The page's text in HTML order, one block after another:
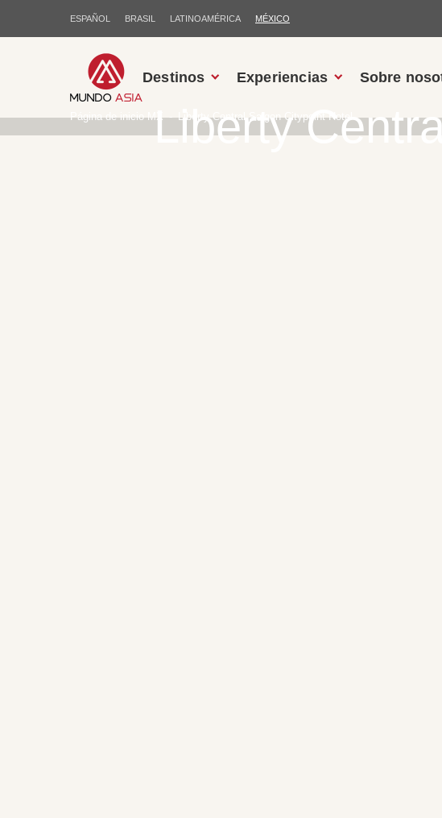
ESPAÑOL BRASIL LATINOAMÉRICA MÉXICO
Destinos Experiencias Sobre
Liberty
Página de inicio MX Liberty Central Saigon Citypoint Hotel